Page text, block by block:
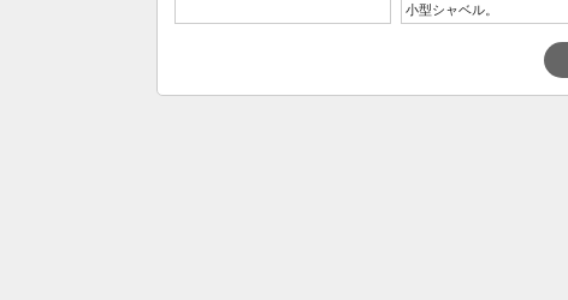
小型シャベル。